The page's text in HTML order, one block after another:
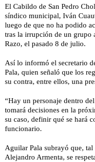
El Cabildo de San Pedro
síndico municipal, Iván
luego de que no ha podido
tras la irrupción de un grupo
Razo, el pasado 8 de julio.
Así lo informó el secretario
Pala, quien señaló que los
su contra, entre ellos, una
“Hay un personaje dentro
tomará decisiones en la
su caso, definir qué se hará
funcionario.
Aguilar Pala subrayó que,
Alejandro Armenta, se